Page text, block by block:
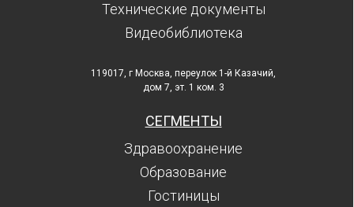
Технические документы
Видеобиблиотека
119017, г Москва, переулок 1-й Казачий,
дом 7, эт. 1 ком. 3
СЕГМЕНТЫ
Здравоохранение
Образование
Гостиницы